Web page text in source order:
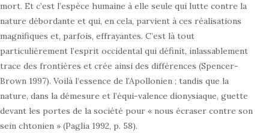
mort. Et c’est l’espèce humaine à elle seule qui lutte contre la
nature débordante et qui, en cela, parvient à ces réalisations
magnifiques et, parfois, effrayantes. C’est là tout
particulièrement l’esprit occidental qui définit, inlassablement
trace des frontières et crée ainsi des différences (Spencer-
Brown 1997). Voilà l’essence de l’Apollonien ; tandis que la
nature, dans la démesure et l’équi-valence dionysiaque, guette
devant les portes de la société pour « nous écraser contre son
sein chtonien » (Paglia 1992, p. 58).